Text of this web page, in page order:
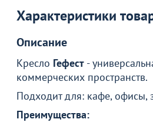
Характеристики
Описание
Кресло Гефест -
коммерческих пространств.
Подходит для: кафе, офисы,
Преимущества: